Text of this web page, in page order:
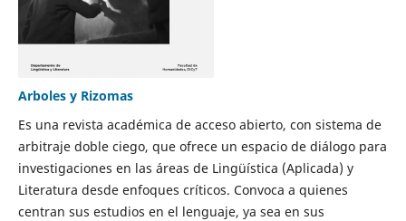
Arboles y Rizomas
Es una revista académica de acceso abierto, con sistema de
arbitraje doble ciego, que ofrece un espacio de diálogo para
investigaciones en las áreas de Lingüística (Aplicada) y
Literatura desde enfoques críticos. Convoca a quienes
centran sus estudios en el lenguaje, ya sea en sus